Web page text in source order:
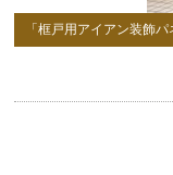
「框戸用アイアン装飾